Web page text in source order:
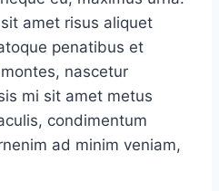
amet risus aliquet
penatibus et
nascetur
mi sit amet metus
condimentum
ad minim veniam,